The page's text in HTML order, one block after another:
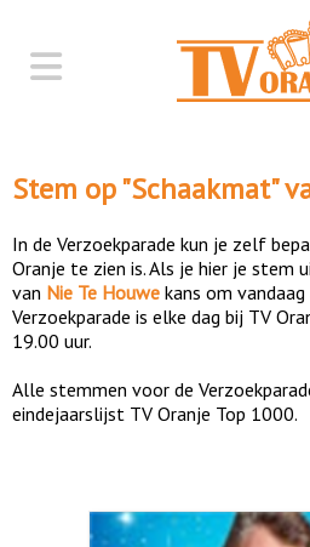
Stem op "Schaakmat"
In de Verzoekparade kun je zelf
Oranje te zien is. Als je hier je stem
van Nie Te Houwe kans om
Verzoekparade is elke dag bij TV
19.00 uur.
Alle stemmen voor de
eindejaarslijst TV Oranje Top 1000.